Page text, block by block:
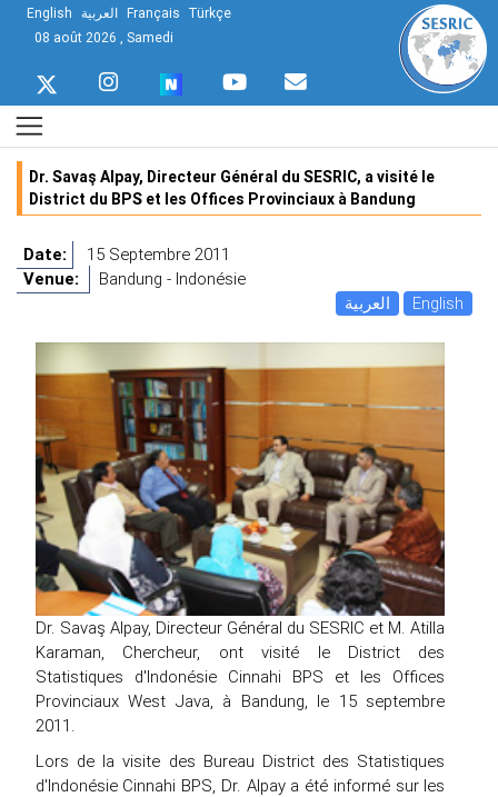
English العربية Français Türkçe
08 août 2026 , Samedi
Dr. Savaş Alpay, Directeur Général du SESRIC, a visité le
District du BPS et les Offices Provinciaux à Bandung
Date:
15 Septembre 2011
Venue:
Bandung - Indonésie
العربية
English
Dr. Savaş Alpay, Directeur Général du SESRIC et M. Atilla
Karaman, Chercheur, ont visité le District des
Statistiques d'Indonésie Cinnahi BPS et les Offices
Provinciaux West Java, à Bandung, le 15 septembre
2011.
Lors de la visite des Bureau District des Statistiques
d'Indonésie Cinnahi BPS, Dr. Alpay a été informé sur les